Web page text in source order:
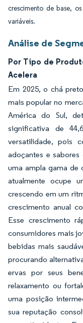
crescimento de base,
variáveis.
Análise de
Por Tipo de
Acelera
Em 2025, o chá
mais popular no
América do Sul,
significativa de
versatilidade, pois
adoçantes e
uma ampla gama de
atualmente ocupe
crescendo em um
crescimento anual
Esse crescimento
consumidores mais
bebidas mais
procurando
ervas por seus
relaxamento ou
uma posição
sua reputação